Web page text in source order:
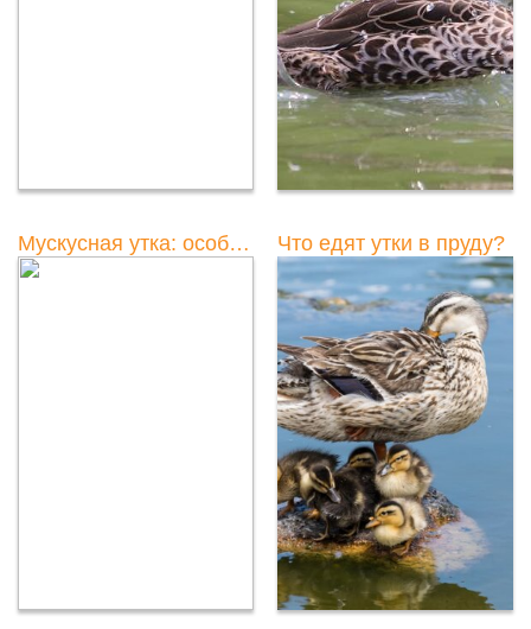
Мускусная утка: особенности разведения и содержания Что едят утки в пруду?